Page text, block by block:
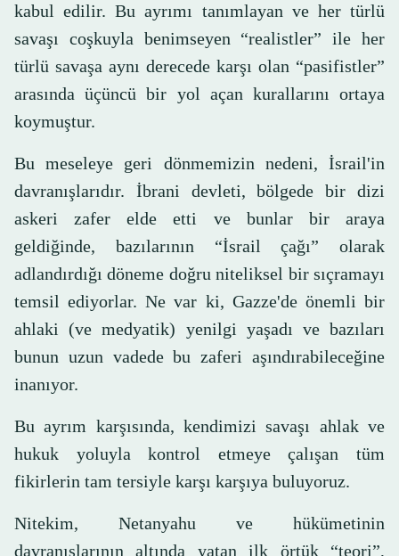
kabul edilir. Bu ayrımı tanımlayan ve her türlü
savaşı coşkuyla benimseyen “realistler” ile her
türlü savaşa aynı derecede karşı olan “pasifistler”
arasında üçüncü bir yol açan kurallarını ortaya
koymuştur.
Bu meseleye geri dönmemizin nedeni, İsrail'in
davranışlarıdır. İbrani devleti, bölgede bir dizi
askeri zafer elde etti ve bunlar bir araya
geldiğinde, bazılarının “İsrail çağı” olarak
adlandırdığı döneme doğru niteliksel bir sıçramayı
temsil ediyorlar. Ne var ki, Gazze'de önemli bir
ahlaki (ve medyatik) yenilgi yaşadı ve bazıları
bunun uzun vadede bu zaferi aşındırabileceğine
inanıyor.
Bu ayrım karşısında, kendimizi savaşı ahlak ve
hukuk yoluyla kontrol etmeye çalışan tüm
fikirlerin tam tersiyle karşı karşıya buluyoruz.
Nitekim, Netanyahu ve hükümetinin
davranışlarının altında yatan ilk örtük “teori”,